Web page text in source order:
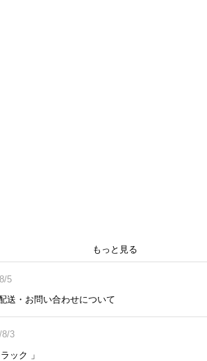
もっと見る
5
送・お問い合わせについて
8/3
ック 」